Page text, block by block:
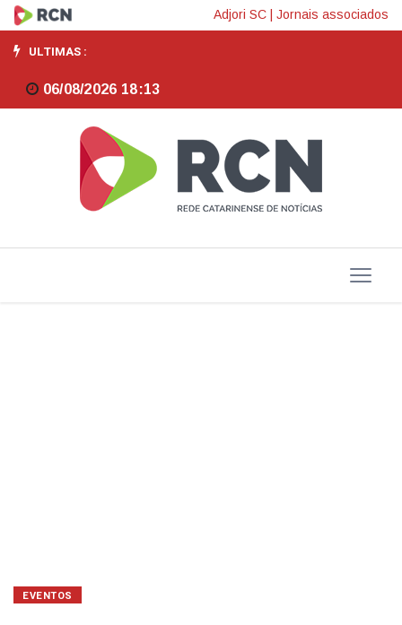
Cooperativismo
agropecuário
catarinense
recorde
exportações
do
Adjori SC Jornais associados
ULTIMAS :
06/08/2026 18:13
EVENTOS